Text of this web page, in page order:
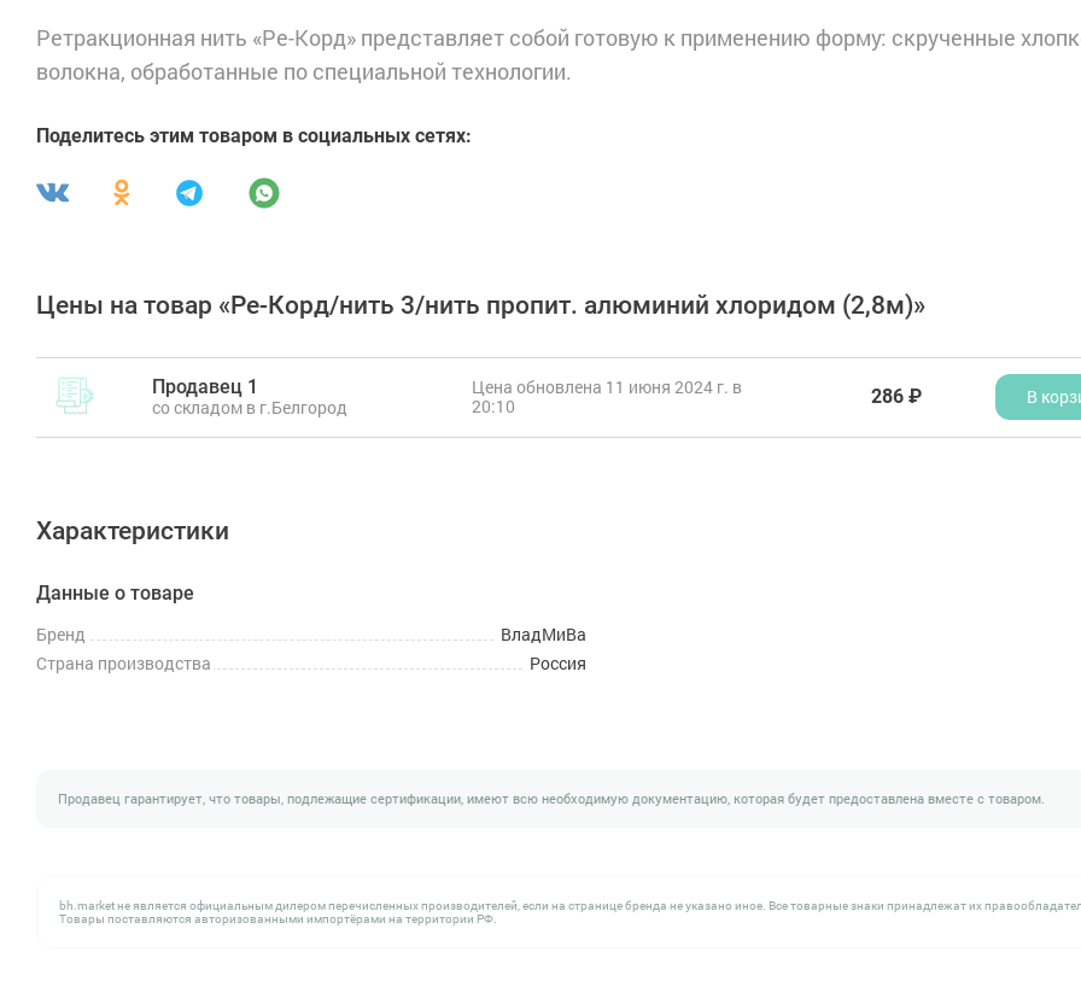
Ретракционная нить «Ре-Корд» представляет собой готовую к применению форму: скрученные
волокна, обработанные по специальной технологии.
Поделитесь этим товаром в социальных сетях:
Цены на товар «Ре-Корд/нить 3/нить пропит. алюминий хлоридом (2,8м)»
Продавец 1
со складом в г.Белгород
Цена обновлена 11 июня 2024 г. в
20:10
286 ₽ В
Характеристики
Данные о товаре
Бренд
ВладМиВа
Страна производства
Россия
Продавец гарантирует, что товары, подлежащие сертификации, имеют всю необходимую документацию, которая будет предоставлена вместе с товаром.
bh.market не является официальным дилером перечисленных производителей, если на странице бренда не указано иное. Все товарные знаки принадлежат их
Товары поставляются авторизованными импортёрами на территории РФ.